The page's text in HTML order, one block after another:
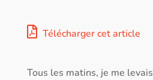
Télécharger cet article
Tous les matins, je me